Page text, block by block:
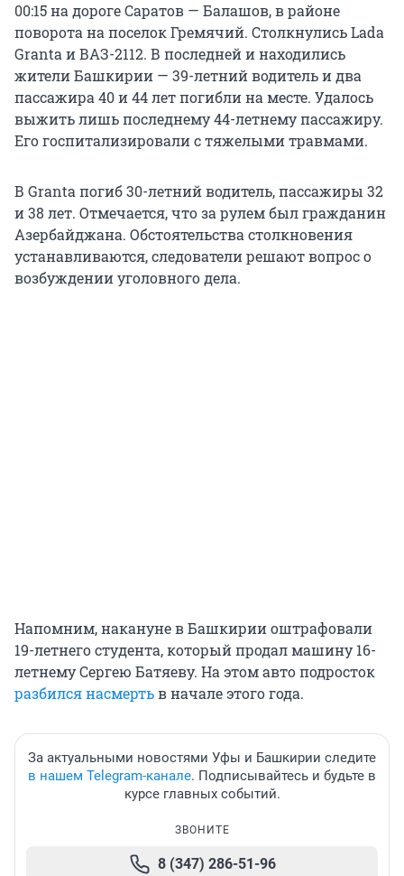
00:15 на дороге Саратов — Балашов, в районе
поворота на поселок Гремячий. Столкнулись Lada
Granta и ВАЗ-2112. В последней и находились
жители Башкирии — 39-летний водитель и два
пассажира 40 и 44 лет погибли на месте. Удалось
выжить лишь последнему 44-летнему пассажиру.
Его госпитализировали с тяжелыми травмами.
В Granta погиб 30-летний водитель, пассажиры 32
и 38 лет. Отмечается, что за рулем был гражданин
Азербайджана. Обстоятельства столкновения
устанавливаются, следователи решают вопрос о
возбуждении уголовного дела.
Напомним, накануне в Башкирии оштрафовали
19-летнего студента, который продал машину 16-
летнему Сергею Батяеву. На этом авто подросток
разбился насмертьв начале этого года.
За актуальными новостями Уфы и Башкирии следите
в нашем Telegram-канале. Подписывайтесь и будьте в
курсе главных событий.
ЗВОНИТЕ
8 (347) 286-51-96